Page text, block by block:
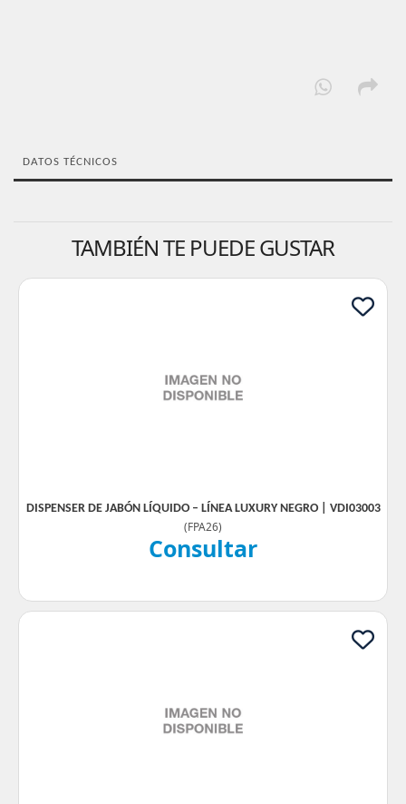
DATOS TÉCNICOS
TAMBIÉN TE PUEDE GUSTAR
DISPENSER DE JABÓN LÍQUIDO – LÍNEA LUXURY NEGRO | VDI03003
(FPA26)
Consultar